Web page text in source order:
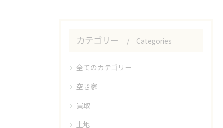
カテゴリー Categories
全てのカテゴリー
空き家
買取
土地